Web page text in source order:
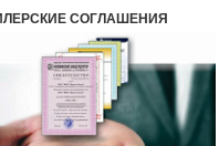
СОГЛАШЕНИЯ